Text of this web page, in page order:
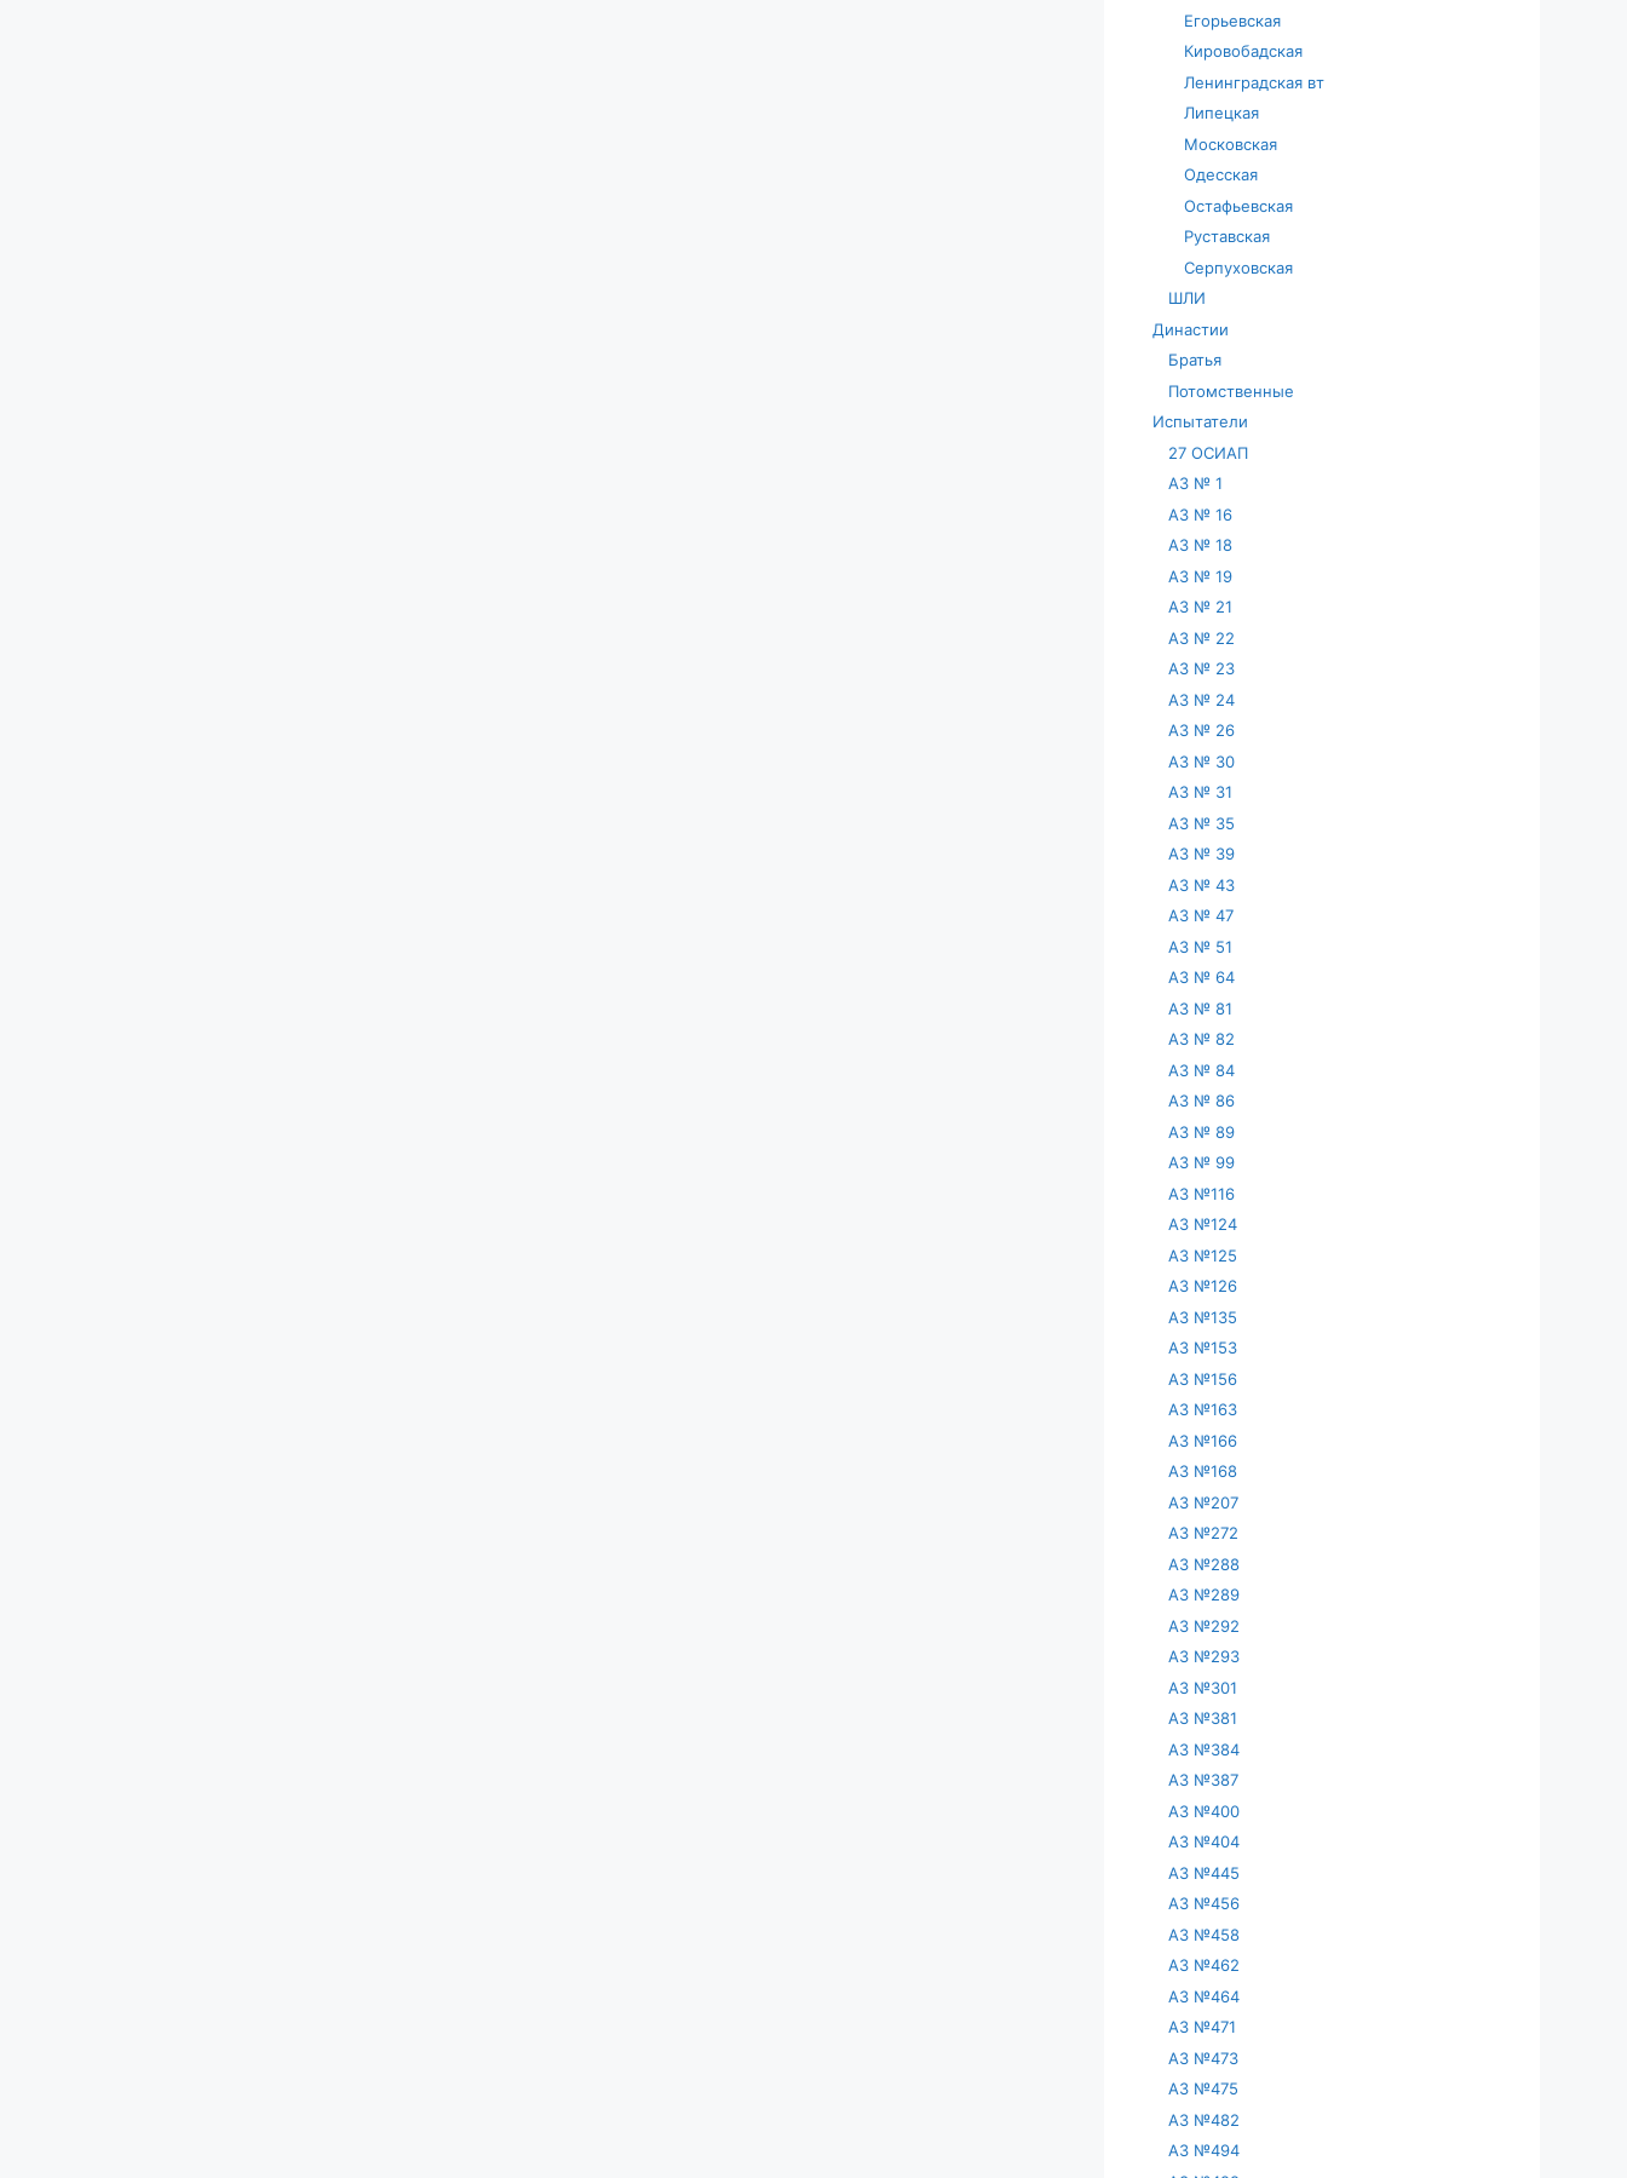
Егорьевская
Кировобадская
Ленинградская вт
Липецкая
Московская
Одесская
Остафьевская
Руставская
Серпуховская
ШЛИ
Династии
Братья
Потомственные
Испытатели
27 ОСИАП
АЗ № 1
АЗ № 16
АЗ № 18
АЗ № 19
АЗ № 21
АЗ № 22
АЗ № 23
АЗ № 24
АЗ № 26
АЗ № 30
АЗ № 31
АЗ № 35
АЗ № 39
АЗ № 43
АЗ № 47
АЗ № 51
АЗ № 64
АЗ № 81
АЗ № 82
АЗ № 84
АЗ № 86
АЗ № 89
АЗ № 99
АЗ №116
АЗ №124
АЗ №125
АЗ №126
АЗ №135
АЗ №153
АЗ №156
АЗ №163
АЗ №166
АЗ №168
АЗ №207
АЗ №272
АЗ №288
АЗ №289
АЗ №292
АЗ №293
АЗ №301
АЗ №381
АЗ №384
АЗ №387
АЗ №400
АЗ №404
АЗ №445
АЗ №456
АЗ №458
АЗ №462
АЗ №464
АЗ №471
АЗ №473
АЗ №475
АЗ №482
АЗ №494